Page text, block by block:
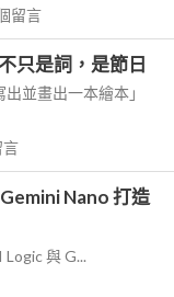
留言
只是詞，是節日
並畫出一本繪本」
言
Nano 打造
與 G...